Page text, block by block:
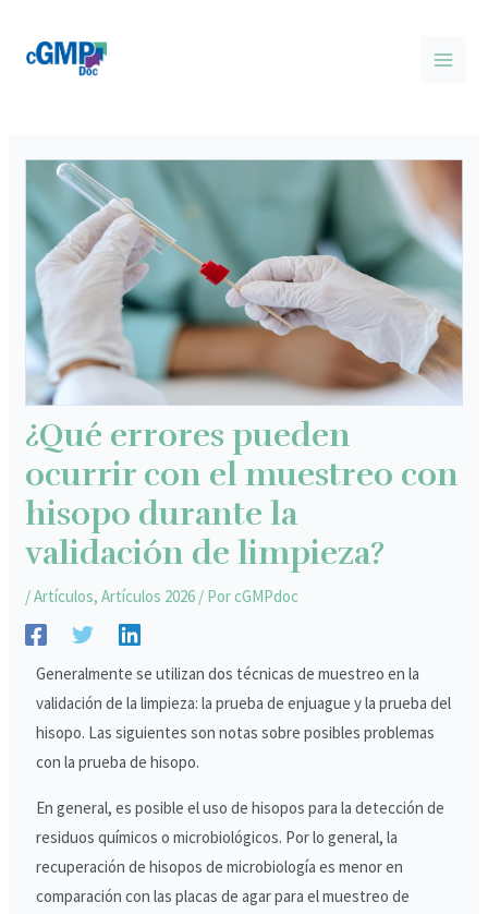
contenido
¿Qué errores pueden
ocurrir con el muestreo con
hisopo durante la
validación de limpieza?
/Artículos,Artículos 2026 / PorcGMPdoc
Generalmente se utilizan dos técnicas de muestreo en la
validación de la limpieza: la prueba de enjuague y la prueba del
hisopo. Las siguientes son notas sobre posibles problemas
con la prueba de hisopo.
En general, es posible el uso de hisopos para la detección de
residuos químicos o microbiológicos. Por lo general, la
recuperación de hisopos de microbiología es menor en
comparación con las placas de agar para el muestreo de
navigation